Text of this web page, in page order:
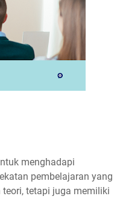
menghadapi
pembelajaran yang
tetapi juga memiliki